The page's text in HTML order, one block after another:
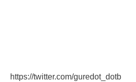
https://twitter.com/guredot_dotb